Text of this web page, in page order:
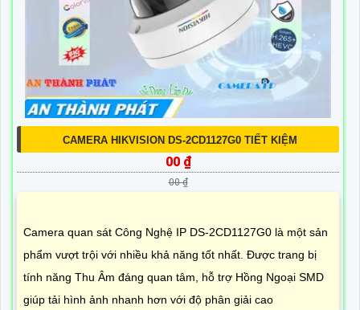
CAMERA HIKVISION DS-2CD1127G0 TIẾT KIỆM
00 ₫
00 ₫
Camera quan sát Công Nghệ IP DS-2CD1127G0 là một sản
phẩm vượt trội với nhiều khả năng tốt nhất. Được trang bị
tính năng Thu Âm đáng quan tâm, hỗ trợ Hồng Ngoại SMD
giúp tải hình ảnh nhanh hơn với độ phân giải cao